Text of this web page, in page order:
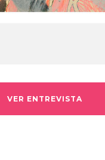
VER ENTREVISTA